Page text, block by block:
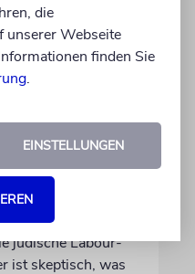
in der Kritik
Partei hält ihn
jüdische Labour-
ist skeptisch, was
die
unserer Webseite
finden Sie
.
EINSTELLUNGEN